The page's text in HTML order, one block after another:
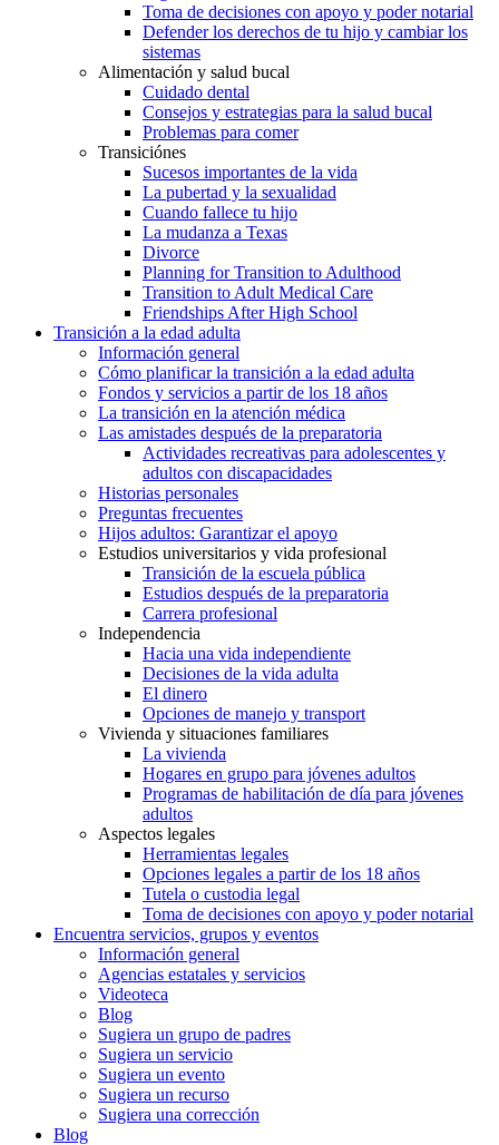
Toma de decisiones con apoyo y poder notarial
Defender los derechos de tu hijo y cambiar los
sistemas
Alimentación y salud bucal
Cuidado dental
Consejos y estrategias para la salud bucal
Problemas para comer
Transiciónes
Sucesos importantes de la vida
La pubertad y la sexualidad
Cuando fallece tu hijo
La mudanza a Texas
Divorce
Planning for Transition to Adulthood
Transition to Adult Medical Care
Friendships After High School
Transición a la edad adulta
Información general
Cómo planificar la transición a la edad adulta
Fondos y servicios a partir de los 18 años
La transición en la atención médica
Las amistades después de la preparatoria
Actividades recreativas para adolescentes y
adultos con discapacidades
Historias personales
Preguntas frecuentes
Hijos adultos: Garantizar el apoyo
Estudios universitarios y vida profesional
Transición de la escuela pública
Estudios después de la preparatoria
Carrera profesional
Independencia
Hacia una vida independiente
Decisiones de la vida adulta
El dinero
Opciones de manejo y transport
Vivienda y situaciones familiares
La vivienda
Hogares en grupo para jóvenes adultos
Programas de habilitación de día para jóvenes
adultos
Aspectos legales
Herramientas legales
Opciones legales a partir de los 18 años
Tutela o custodia legal
Toma de decisiones con apoyo y poder notarial
Encuentra servicios, grupos y eventos
Información general
Agencias estatales y servicios
Videoteca
Blog
Sugiera un grupo de padres
Sugiera un servicio
Sugiera un evento
Sugiera un recurso
Sugiera una corrección
Blog